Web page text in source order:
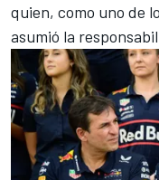
quien, como uno de
asumió la